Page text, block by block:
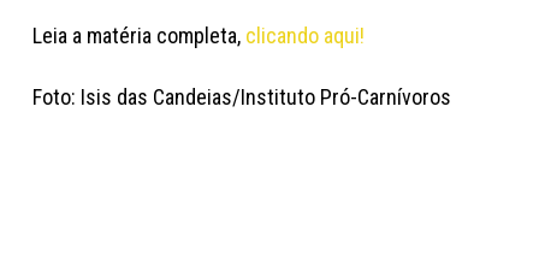
Leia a matéria completa, clicando aqui!
Foto: Isis das Candeias/Instituto Pró-Carnívoros